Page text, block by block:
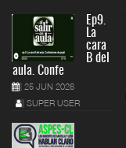
Ep9.
La
cara
B del
aula. Confe
25 JUN 2026
SUPER USER